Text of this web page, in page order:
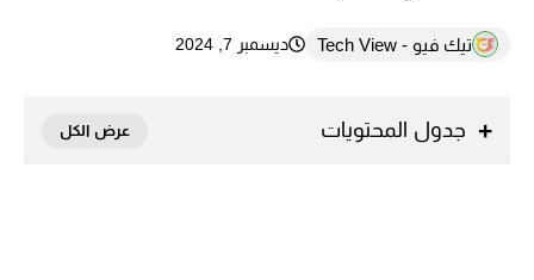
تيك فيو - Tech View ديسمبر 7, 2024
جدول المحتويات